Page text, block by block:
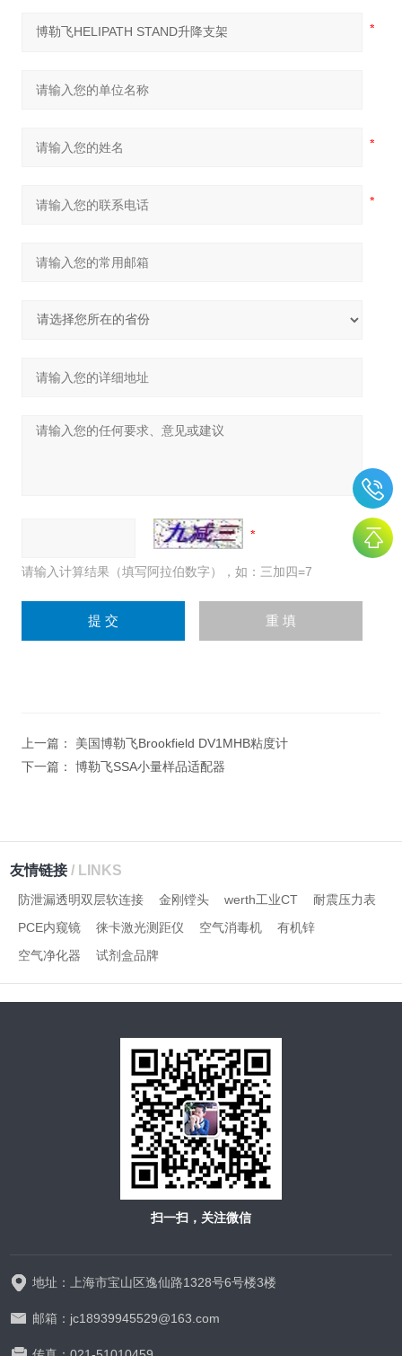
请输入计算结果（填写阿拉伯数字），如：三加四=7
上一篇： 美国博勒飞Brookfield DV1MHB粘度计
下一篇： 博勒飞SSA小量样品适配器
友情链接/ LINKS
防泄漏透明双层软连接 金刚镗头 werth工业CT
耐震压力表
PCE内窥镜
徕卡激光测距仪 空气消毒机
有机锌
空气净化器
试剂盒品牌
扫一扫，关注微信
地址：上海市宝山区逸仙路1328号6号楼3楼
邮箱：jc18939945529@163.com